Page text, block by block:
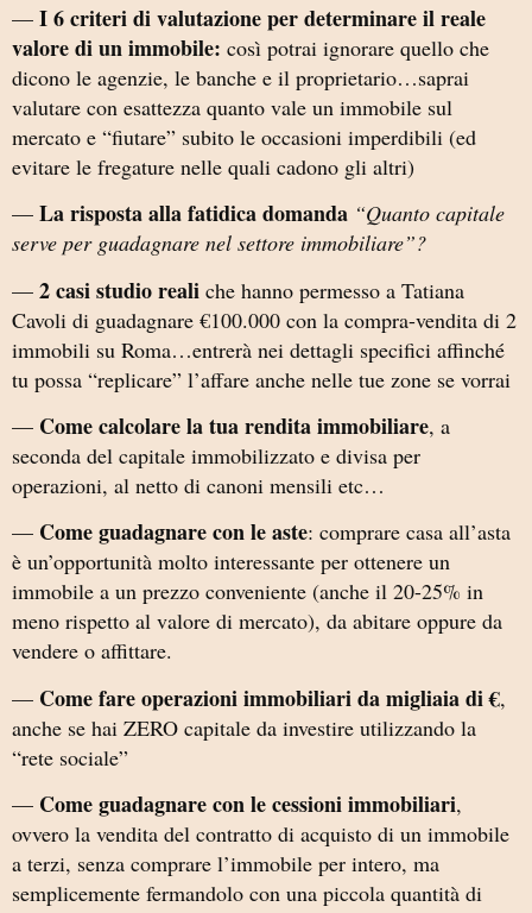
— I 6 criteri di valutazione per determinare il reale
valore di un immobile: così potrai ignorare quello che
dicono le agenzie, le banche e il proprietario…saprai
valutare con esattezza quanto vale un immobile sul
mercato e “fiutare” subito le occasioni imperdibili (ed
evitare le fregature nelle quali cadono gli altri)
— La risposta alla fatidica domanda “Quanto capitale
serve per guadagnare nel settore immobiliare”?
— 2 casi studio reali che hanno permesso a Tatiana
Cavoli di guadagnare €100.000 con la compra-vendita di 2
immobili su Roma…entrerà nei dettagli specifici affinché
tu possa “replicare” l’affare anche nelle tue zone se vorrai
— Come calcolare la tua rendita immobiliare, a
seconda del capitale immobilizzato e divisa per
operazioni, al netto di canoni mensili etc…
— Come guadagnare con le aste: comprare casa all’asta
è un’opportunità molto interessante per ottenere un
immobile a un prezzo conveniente (anche il 20-25% in
meno rispetto al valore di mercato), da abitare oppure da
vendere o affittare.
— Come fare operazioni immobiliari da migliaia di €,
anche se hai ZERO capitale da investire utilizzando la
“rete sociale”
— Come guadagnare con le cessioni immobiliari,
ovvero la vendita del contratto di acquisto di un immobile
a terzi, senza comprare l’immobile per intero, ma
semplicemente fermandolo con una piccola quantità di